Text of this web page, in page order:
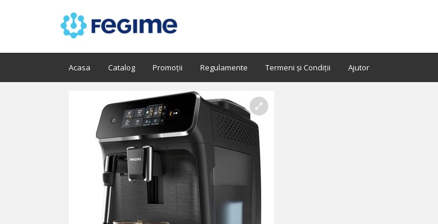
Acasa Catalog Promoții Regulamente Termeni și Condiții Ajutor